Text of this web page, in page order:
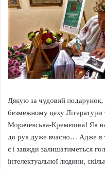
Дякую за чудовий
безмежному цеху Літератури
Морачевська-Кремешна! Як
до рук дуже вчасно… Адже я
є і завжди залишатиметься
інтелектуальної людини,